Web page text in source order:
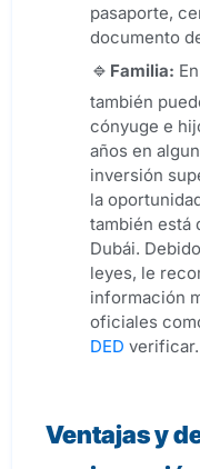
pasaporte,
documento
Familia:
también
cónyuge e
años en
inversión
la
también está
Dubái.
leyes, le
información
oficiales
DED verificar.
Ventajas y